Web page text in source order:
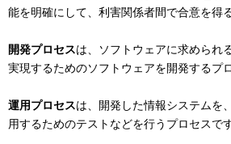
能を明確にして、利害関係者間で合意を得
開発プロセスは、ソフトウェアに求められ
実現するためのソフトウェアを開発するプ
運用プロセスは、開発した情報システムを
用するためのテストなどを行うプロセスです